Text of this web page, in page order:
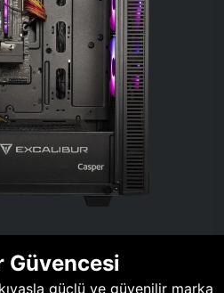
Güvencesi
güçlü ve güvenilir marka